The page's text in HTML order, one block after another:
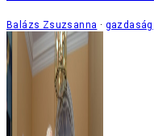
Balázs Zsuzsanna gazdaság